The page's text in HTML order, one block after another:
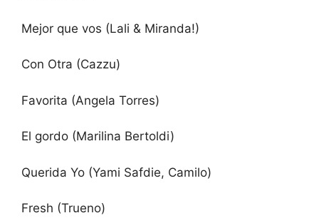
Mejor que vos (Lali & Miranda!)
Con Otra (Cazzu)
Favorita (Angela Torres)
El gordo (Marilina Bertoldi)
Querida Yo (Yami Safdie, Camilo)
Fresh (Trueno)